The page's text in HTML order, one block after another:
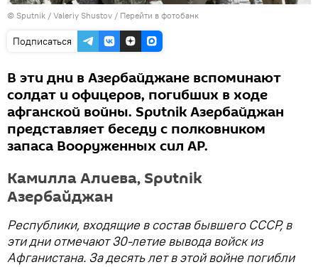
© Sputnik / Valeriy Shustov / Перейти в фотобанк
Подписаться
В эти дни в Азербайджане вспоминают
солдат и офицеров, погибших в ходе
афганской войны. Sputnik Азербайджан
представляет беседу с полковником
запаса Вооруженных сил АР.
Камилла Алиева, Sputnik
Азербайджан
Республики, входящие в состав бывшего СССР, в
эти дни отмечают 30-летие вывода войск из
Афганистана. За десять лет в этой войне погибли